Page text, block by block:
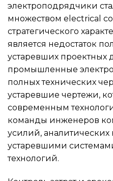
электроподрядчики
множеством electrical
стратегического
является недостаток
устаревших проектных
промышленные
полных технических
устаревшие чертежи,
современным
команды инженеров
усилий,
устаревшими
технологий.